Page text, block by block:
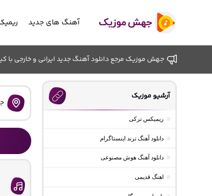
آهنگ های جدید
جهش موزیک مرجع دانلود آهنگ جدید ایرانی و خارجی با
آرشیو موزیک
ریمیکس ترکی
دانلود آهنگ ترند اینستاگرام
دانلود آهنگ هوش مصنوعی
اهنگ قدیمی